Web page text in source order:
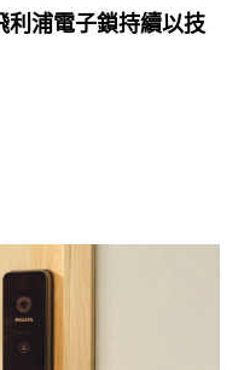
利浦電子鎖持續以技